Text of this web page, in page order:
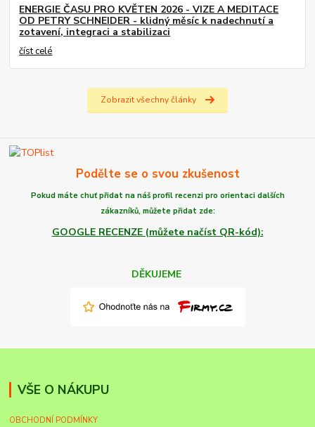
ENERGIE ČASU PRO KVĚTEN 2026 - VIZE A MEDITACE
OD PETRY SCHNEIDER - klidný měsíc k nadechnutí a
zotavení, integraci a stabilizaci
číst celé
Zobrazit všechny články
Podělte se o svou zkušenost
Pokud máte chuťpřidat na náš profil recenzi pro orientaci dalších
zákazníků, můžete přidat zde:
GOOGLE RECENZE (můžete načíst QR-kód):
DĚKUJEME
VŠE O NÁKUPU
OBCHODNÍ PODMÍNKY